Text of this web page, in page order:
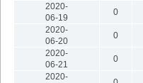
2020-
06-19
0
2020-
06-20
0
2020-
06-21
0
2020-